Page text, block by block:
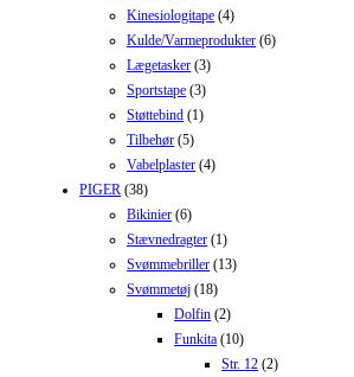
Kinesiologitape (4)
Kulde/Varmeprodukter (6)
Lægetasker (3)
Sportstape (3)
Støttebind (1)
Tilbehør (5)
Vabelplaster (4)
PIGER (38)
Bikinier (6)
Stævnedragter (1)
Svømmebriller (13)
Svømmetøj (18)
Dolfin (2)
Funkita (10)
Str. 12 (2)